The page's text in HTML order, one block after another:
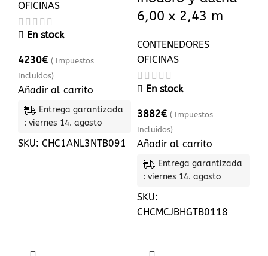
OFICINAS
En stock
4230€ ( Impuestos
Incluidos)
Añadir al carrito
Entrega garantizada
: viernes 14. agosto
SKU: CHC1ANL3NTB091
6,00 x 2,43 m
CONTENEDORES
OFICINAS
En stock
3882€ ( Impuestos
Incluidos)
Añadir al carrito
Entrega garantizada
: viernes 14. agosto
SKU:
CHCMCJBHGTB0118